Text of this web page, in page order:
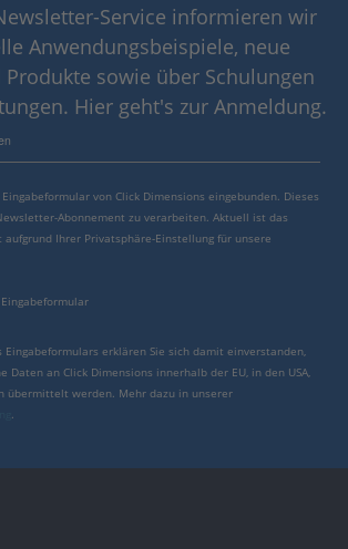
Service informieren wir
Anwendungsbeispiele, neue
Produkte sowie über Schulungen
Hier geht's zur Anmeldung.
von Click Dimensions eingebunden. Dieses
Abonnement zu verarbeiten. Aktuell ist das
aufgrund Ihrer Privatsphäre-Einstellung für unsere
Eingabeformulars erklären Sie sich damit einverstanden,
Daten an Click Dimensions innerhalb der EU, in den USA,
übermittelt werden. Mehr dazu in unserer
.